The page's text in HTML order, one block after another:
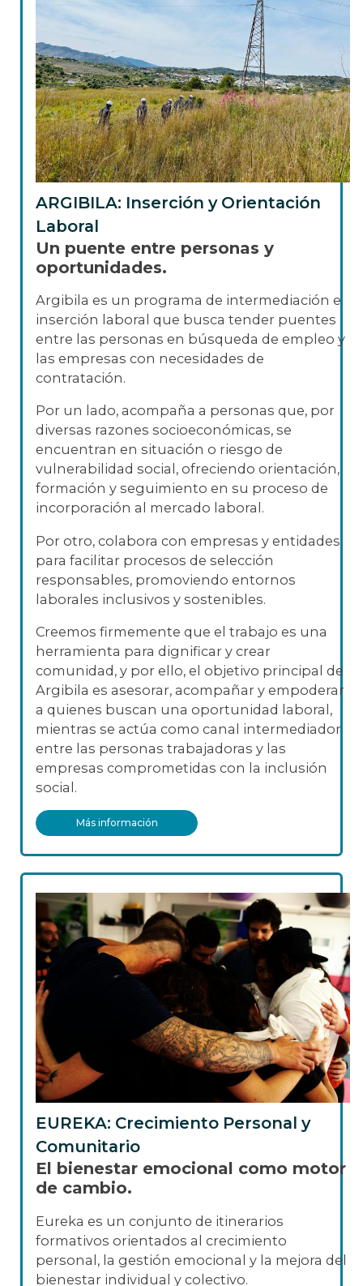
ARGIBILA: Inserción y Orientación
Laboral
Un puente entre personas y
oportunidades.
Argibila es un programa de intermediación e
inserción laboral que busca tender puentes
entre las personas en búsqueda de empleo y
las empresas con necesidades de
contratación.
Por un lado, acompaña a personas que, por
diversas razones socioeconómicas, se
encuentran en situación o riesgo de
vulnerabilidad social, ofreciendo orientación,
formación y seguimiento en su proceso de
incorporación al mercado laboral.
Por otro, colabora con empresas y entidades
para facilitar procesos de selección
responsables, promoviendo entornos
laborales inclusivos y sostenibles.
Creemos firmemente que el trabajo es una
herramienta para dignificar y crear
comunidad, y por ello, el objetivo principal de
Argibila es asesorar, acompañar y empoderar
a quienes buscan una oportunidad laboral,
mientras se actúa como canal intermediador
entre las personas trabajadoras y las
empresas comprometidas con la inclusión
social.
Más información
EUREKA: Crecimiento Personal y
Comunitario
El bienestar emocional como motor
de cambio.
Eureka es un conjunto de itinerarios
formativos orientados al crecimiento
personal, la gestión emocional y la mejora del
bienestar individual y colectivo.